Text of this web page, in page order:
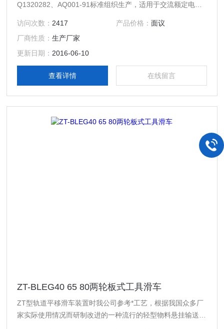
Q1320282、AQ001-91标准组织生产，适用于交流额定电压
频繁弯曲的场合，不易扭结，如起重机、行车等。
访问次数： 2417 产品价格： 面议
厂商性质：生产厂家
更新日期： 2016-06-10
查看详情 在线留言
ZT-BLEG40 65 80两轮板式工具滑车
ZT型轨道平移滑车装置时我公司参考*工艺，根据我国众多厂
家实际使用情况而研制改进的一种流行的轻型物料悬挂输送系